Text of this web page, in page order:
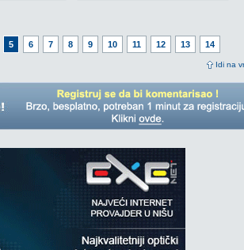
5 6 7 8 9 10 11 12 13
14
Idi na